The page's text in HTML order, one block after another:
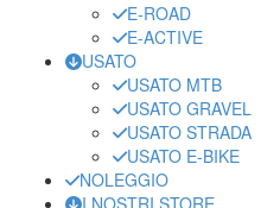
E-ROAD
E-ACTIVE
USATO
USATO MTB
USATO GRAVEL
USATO STRADA
USATO E-BIKE
NOLEGGIO